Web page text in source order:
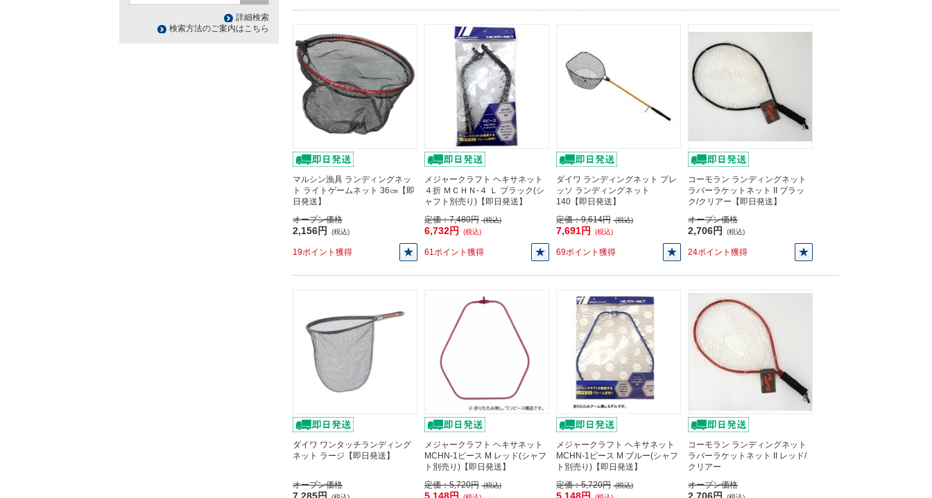
マルシン漁具 ランディングネッ
ト ライトゲームネット 36㎝【即
日発送】
オープン価格
2,156円 (税込)
19ポイント獲得
メジャークラフト ヘキサネット
４折 ＭＣＨＮ-４ Ｌ ブラック(シ
ャフト別売り)【即日発送】
定価：7,480円 (税込)
6,732円 (税込)
61ポイント獲得
ダイワ ランディングネット プレ
ッソ ランディングネット
140【即日発送】
定価：9,614円 (税込)
7,691円 (税込)
69ポイント獲得
コーモラン ランディングネット
ラバーラケットネット II ブラッ
ク/クリアー【即日発送】
オープン価格
2,706円 (税込)
24ポイント獲得
ダイワ ワンタッチランディング
ネット ラージ【即日発送】
オープン価格
メジャークラフト ヘキサネット
MCHN-1ピース M レッド(シャフ
ト別売り)【即日発送】
定価：5,720円 (税込)
メジャークラフト ヘキサネット
MCHN-1ピース M ブルー(シャフ
ト別売り)【即日発送】
定価：5,720円 (税込)
コーモラン ランディングネット
ラバーラケットネット II レッド/
クリアー
オープン価格
詳細検索
検索方法のご案内はこちら